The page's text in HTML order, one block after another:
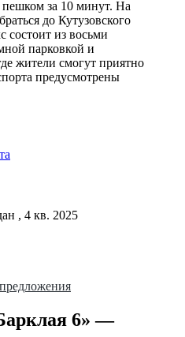
за 10 минут. На
до Кутузовского
состоит из восьми
парковкой и
жители смогут приятно
предусмотрены
, 4 кв. 2025
6» —